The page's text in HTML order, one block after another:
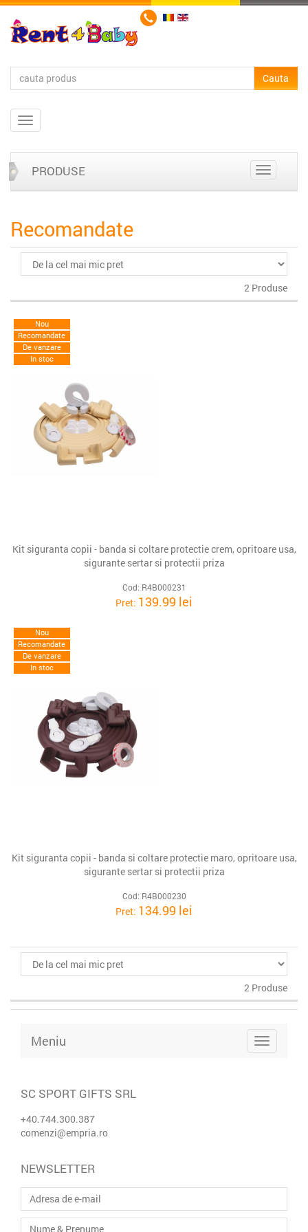
PRODUSE
Recomandate
2 Produse
Nou
Recomandate
De vanzare
In stoc
Kit siguranta copii - banda si coltare protectie crem, opritoare usa,
sigurante sertar si protectii priza
Cod: R4B000231
Pret: 139.99 lei
Nou
Recomandate
De vanzare
In stoc
Kit siguranta copii - banda si coltare protectie maro, opritoare usa,
sigurante sertar si protectii priza
Cod: R4B000230
Pret: 134.99 lei
2 Produse
Meniu
SC SPORT GIFTS SRL
+40.744.300.387
comenzi@empria.ro
NEWSLETTER